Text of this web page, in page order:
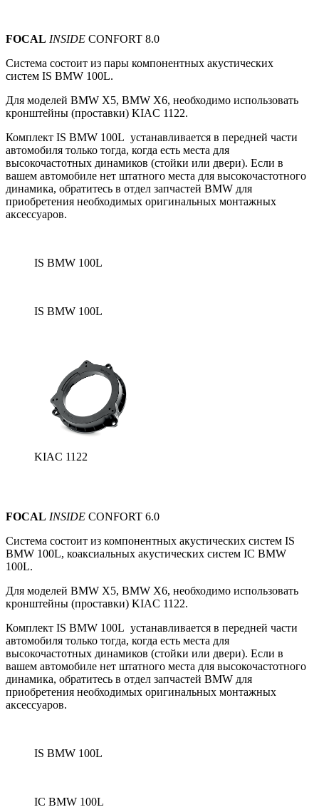
FOCAL INSIDE CONFORT 8.0
Система состоит из пары компонентных акустических
систем IS BMW 100L.
Для моделей BMW X5, BMW X6, необходимо использовать
кронштейны (проставки) KIAC 1122.
Комплект IS BMW 100L устанавливается в передней части
автомобиля только тогда, когда есть места для
высокочастотных динамиков (стойки или двери). Если в
вашем автомобиле нет штатного места для высокочастотного
динамика, обратитесь в отдел запчастей BMW для
приобретения необходимых оригинальных монтажных
аксессуаров.
IS BMW 100L
IS BMW 100L
KIAC 1122
FOCAL INSIDE CONFORT 6.0
Система состоит из компонентных акустических систем IS
BMW 100L, коаксиальных акустических систем IС BMW
100L.
Для моделей BMW X5, BMW X6, необходимо использовать
кронштейны (проставки) KIAC 1122.
Комплект IS BMW 100L устанавливается в передней части
автомобиля только тогда, когда есть места для
высокочастотных динамиков (стойки или двери). Если в
вашем автомобиле нет штатного места для высокочастотного
динамика, обратитесь в отдел запчастей BMW для
приобретения необходимых оригинальных монтажных
аксессуаров.
IS BMW 100L
IC BMW 100L